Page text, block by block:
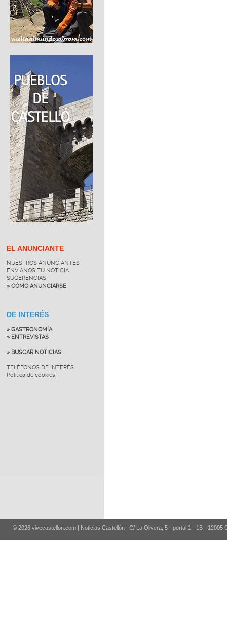
EL ANUNCIANTE
NUESTROS ANUNCIANTES
ENVÍANOS TU NOTICIA
SUGERENCIAS
» CÓMO ANUNCIARSE
DE INTERÉS
» GASTRONOMÍA
» ENTREVISTAS
» BUSCAR NOTICIAS
TELÉFONOS DE INTERÉS
Política de cookies
© 2026 vivecastellon.com | Noticias Castellón | C/ La Olivera, 5 - portal 1 - 1B - 12005